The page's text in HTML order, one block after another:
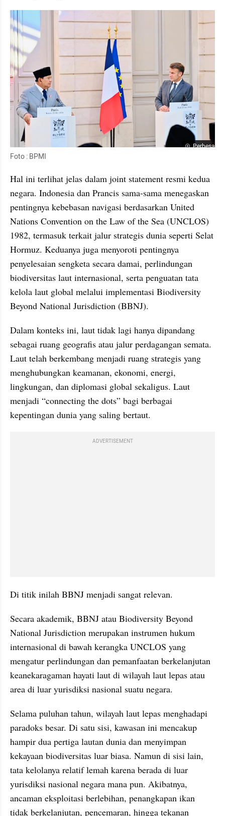
Perbesar
Foto : BPMI
Hal ini terlihat jelas dalam joint statement resmi kedua
negara. Indonesia dan Prancis sama-sama menegaskan
pentingnya kebebasan navigasi berdasarkan United
Nations Convention on the Law of the Sea (UNCLOS)
1982, termasuk terkait jalur strategis dunia seperti Selat
Hormuz. Keduanya juga menyoroti pentingnya
penyelesaian sengketa secara damai, perlindungan
biodiversitas laut internasional, serta penguatan tata
kelola laut global melalui implementasi Biodiversity
Beyond National Jurisdiction (BBNJ).
Dalam konteks ini, laut tidak lagi hanya dipandang
sebagai ruang geografis atau jalur perdagangan semata.
Laut telah berkembang menjadi ruang strategis yang
menghubungkan keamanan, ekonomi, energi,
lingkungan, dan diplomasi global sekaligus. Laut
menjadi “connecting the dots” bagi berbagai
kepentingan dunia yang saling bertaut.
ADVERTISEMENT
Di titik inilah BBNJ menjadi sangat relevan.
Secara akademik, BBNJ atau Biodiversity Beyond
National Jurisdiction merupakan instrumen hukum
internasional di bawah kerangka UNCLOS yang
mengatur perlindungan dan pemanfaatan berkelanjutan
keanekaragaman hayati laut di wilayah laut lepas atau
area di luar yurisdiksi nasional suatu negara.
Selama puluhan tahun, wilayah laut lepas menghadapi
paradoks besar. Di satu sisi, kawasan ini mencakup
hampir dua pertiga lautan dunia dan menyimpan
kekayaan biodiversitas luar biasa. Namun di sisi lain,
tata kelolanya relatif lemah karena berada di luar
yurisdiksi nasional negara mana pun. Akibatnya,
ancaman eksploitasi berlebihan, penangkapan ikan
tidak berkelanjutan, pencemaran, hingga tekanan